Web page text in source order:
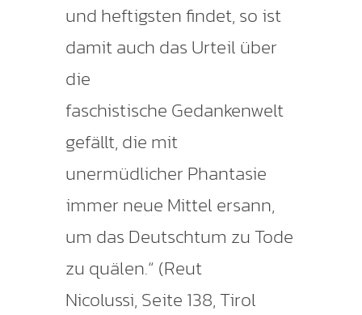
und heftigsten findet, so ist
damit auch das Urteil über
die
faschistische Gedankenwelt
gefällt, die mit
unermüdlicher Phantasie
immer neue Mittel ersann,
um das Deutschtum zu Tode
zu quälen.“ (Reut
Nicolussi, Seite 138, Tirol